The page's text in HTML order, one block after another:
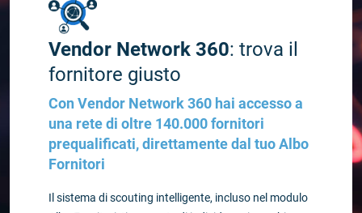
Vendor Network 360: trova il
fornitore giusto
Con Vendor Network 360 hai accesso a
una rete di oltre 140.000 fornitori
prequalificati, direttamente dal tuo Albo
Fornitori
Il sistema di scouting intelligente, incluso nel modulo